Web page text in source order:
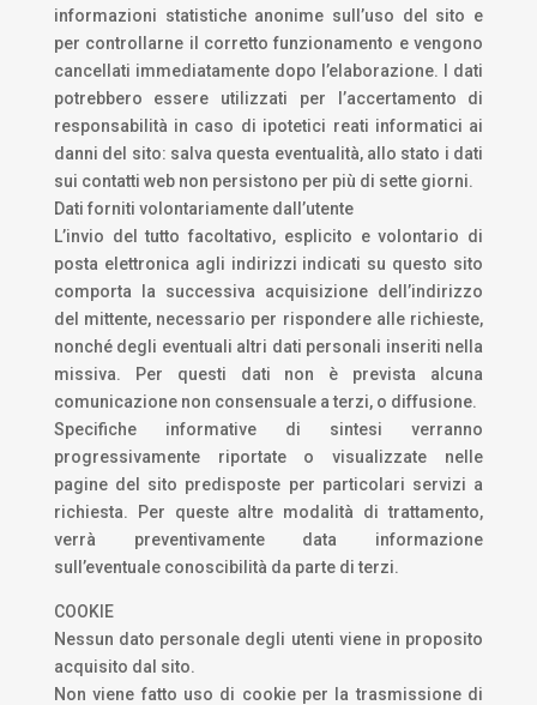
informazioni statistiche anonime sull’uso del sito e
per controllarne il corretto funzionamento e vengono
cancellati immediatamente dopo l’elaborazione. I dati
potrebbero essere utilizzati per l’accertamento di
responsabilità in caso di ipotetici reati informatici ai
danni del sito: salva questa eventualità, allo stato i dati
sui contatti web non persistono per più di sette giorni.
Dati forniti volontariamente dall’utente
L’invio del tutto facoltativo, esplicito e volontario di
posta elettronica agli indirizzi indicati su questo sito
comporta la successiva acquisizione dell’indirizzo
del mittente, necessario per rispondere alle richieste,
nonché degli eventuali altri dati personali inseriti nella
missiva. Per questi dati non è prevista alcuna
comunicazione non consensuale a terzi, o diffusione.
Specifiche informative di sintesi verranno
progressivamente riportate o visualizzate nelle
pagine del sito predisposte per particolari servizi a
richiesta. Per queste altre modalità di trattamento,
verrà preventivamente data informazione
sull’eventuale conoscibilità da parte di terzi.
COOKIE
Nessun dato personale degli utenti viene in proposito
acquisito dal sito.
Non viene fatto uso di cookie per la trasmissione di